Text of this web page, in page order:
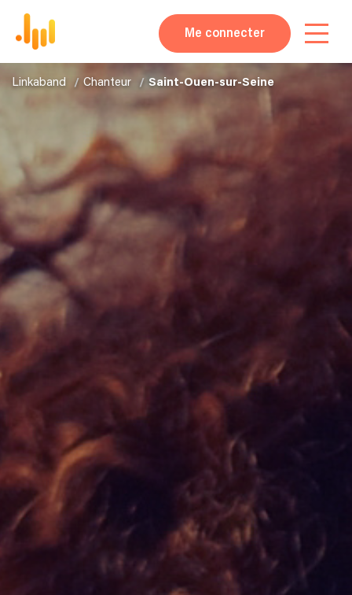
Me connecter
Linkaband Chanteur Saint-Ouen-sur-Seine